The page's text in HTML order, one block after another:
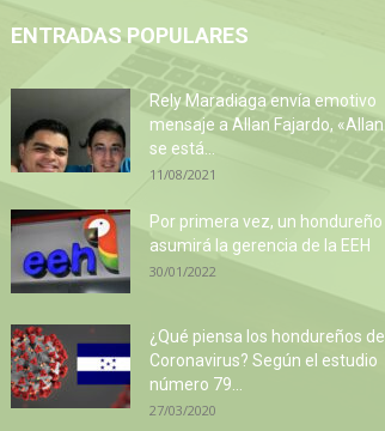
ENTRADAS POPULARES
Rely Maradiaga envía emotivo
mensaje a Allan Fajardo, «Allan
se está...
11/08/2021
Por primera vez, un hondureño
asumirá la gerencia de la EEH
30/01/2022
¿Qué piensa los hondureños del
Coronavirus? Según el estudio
número 79...
27/03/2020